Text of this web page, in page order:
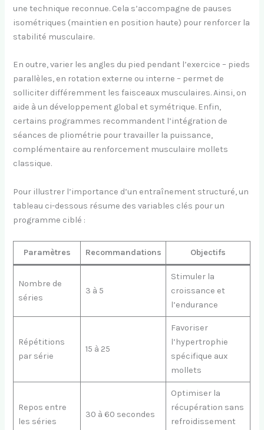
une technique reconnue. Cela s’accompagne de pauses
isométriques (maintien en position haute) pour renforcer la
stabilité musculaire.
En outre, varier les angles du pied pendant l’exercice – pieds
parallèles, en rotation externe ou interne – permet de
solliciter différemment les faisceaux musculaires. Ainsi, on
aide à un développement global et symétrique. Enfin,
certains programmes recommandent l’intégration de
séances de pliométrie pour travailler la puissance,
complémentaire au renforcement musculaire mollets
classique.
Pour illustrer l’importance d’un entraînement structuré, un
tableau ci-dessous résume des variables clés pour un
programme ciblé :
Paramètres Recommandations Objectifs
Nombre de
séries
3 à 5
Stimuler la
croissance et
l’endurance
Répétitions
par série
15 à 25
Favoriser
l’hypertrophie
spécifique aux
mollets
Repos entre
les séries
30 à 60 secondes
Optimiser la
récupération sans
refroidissement